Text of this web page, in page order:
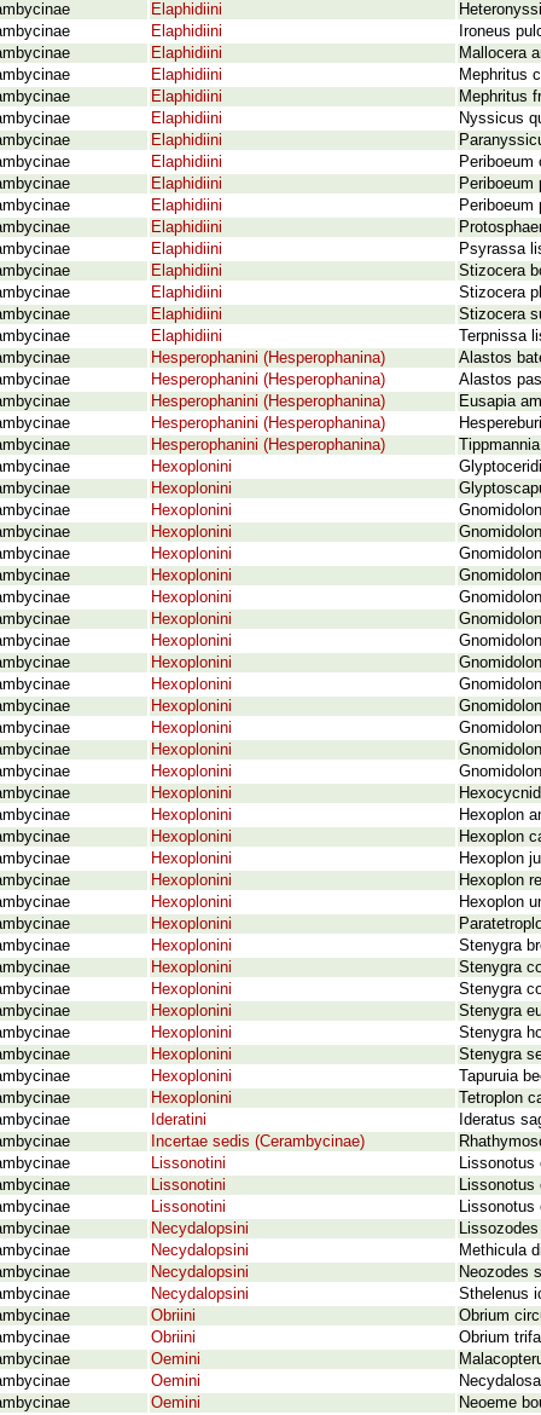
Elaphidiini
Elaphidiini
Ironeus
Elaphidiini
Mallocera
Elaphidiini
Mephritus
Elaphidiini
Mephritus
Elaphidiini
Nyssicus
Elaphidiini
Elaphidiini
Periboeum
Elaphidiini
Periboeum
Elaphidiini
Periboeum
Elaphidiini
Elaphidiini
Psyrassa
Elaphidiini
Stizocera
Elaphidiini
Stizocera
Elaphidiini
Stizocera
Elaphidiini
Terpnissa
Hesperophanini (Hesperophanina)
Alastos
Hesperophanini (Hesperophanina)
Alastos
Hesperophanini (Hesperophanina)
Eusapia
Hesperophanini (Hesperophanina)
Hesperophanini (Hesperophanina)
Hexoplonini
Hexoplonini
Hexoplonini
Hexoplonini
Hexoplonini
Hexoplonini
Hexoplonini
Hexoplonini
Hexoplonini
Hexoplonini
Hexoplonini
Hexoplonini
Hexoplonini
Hexoplonini
Hexoplonini
Hexoplonini
Hexoplonini
Hexoplon
Hexoplonini
Hexoplon
Hexoplonini
Hexoplon
Hexoplonini
Hexoplon
Hexoplonini
Hexoplon
Hexoplonini
Hexoplonini
Stenygra
Hexoplonini
Stenygra
Hexoplonini
Stenygra
Hexoplonini
Stenygra
Hexoplonini
Stenygra
Hexoplonini
Stenygra
Hexoplonini
Tapuruia
Hexoplonini
Tetroplon
Ideratini
Ideratus
Incertae sedis (Cerambycinae)
Lissonotini
Lissonotus
Lissonotini
Lissonotus
Lissonotini
Lissonotus
Necydalopsini
Necydalopsini
Methicula
Necydalopsini
Neozodes
Necydalopsini
Sthelenus
Obriini
Obrium
Obriini
Obrium
Oemini
Oemini
Oemini
Neoeme